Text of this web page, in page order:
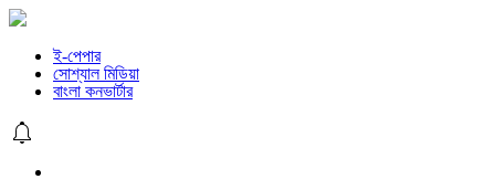
ই-পেপার
সোশ্যাল মিডিয়া
বাংলা কনভার্টার